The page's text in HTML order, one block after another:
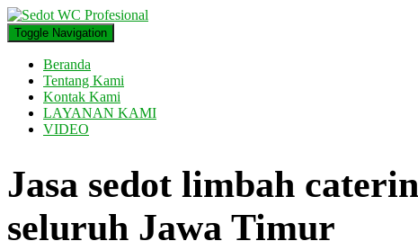
Toggle Navigation
Beranda
Tentang Kami
Kontak Kami
LAYANAN KAMI
VIDEO
Jasa sedot limbah
seluruh Jawa Timur